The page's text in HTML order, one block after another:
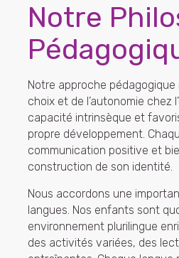
Notre
Notre approche
choix et de l’autonomie chez
capacité intrinsèque et
propre développement.
communication positive et
construction de son identité.
Nous accordons une
langues. Nos enfants sont
environnement plurilingue
des activités variées, des